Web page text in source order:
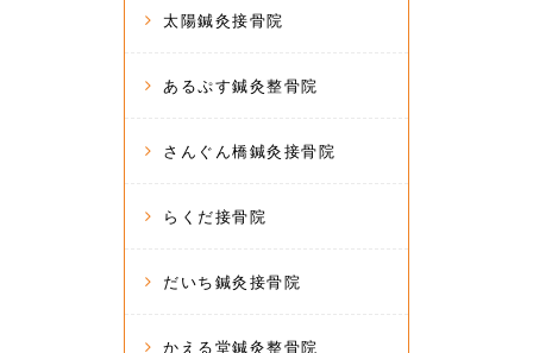
太陽鍼灸接骨院
あるぷす鍼灸整骨院
さんぐん橋鍼灸接骨院
らくだ接骨院
だいち鍼灸接骨院
かえる堂鍼灸整骨院